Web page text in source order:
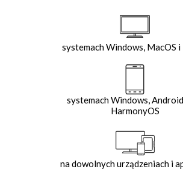
systemach Windows, MacOS i
systemach Windows,
HarmonyOS
na dowolnych urządzeniach i